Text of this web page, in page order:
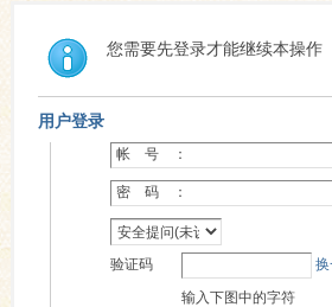
您需要先登录才能继续本操作
用户登录
帐 号 ：
密 码 ：
验证码
输入下图中的字符